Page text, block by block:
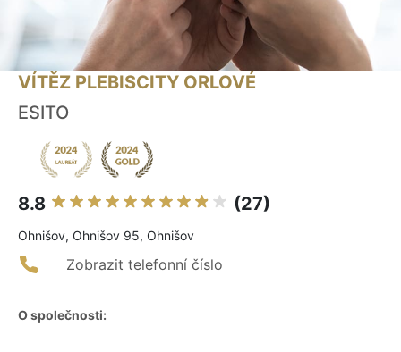
VÍTĚZ PLEBISCITY ORLOVÉ
ESITO
8.8 (27)
Ohnišov, Ohnišov 95, Ohnišov
Zobrazit telefonní číslo
O společnosti: